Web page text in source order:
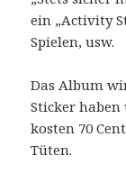
ein „Activity
Spielen, usw.
Das Album
Sticker haben
kosten 70
Tüten.